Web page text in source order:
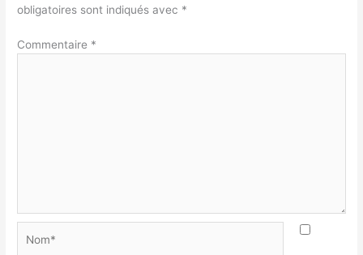
obligatoires sont indiqués avec *
Commentaire *